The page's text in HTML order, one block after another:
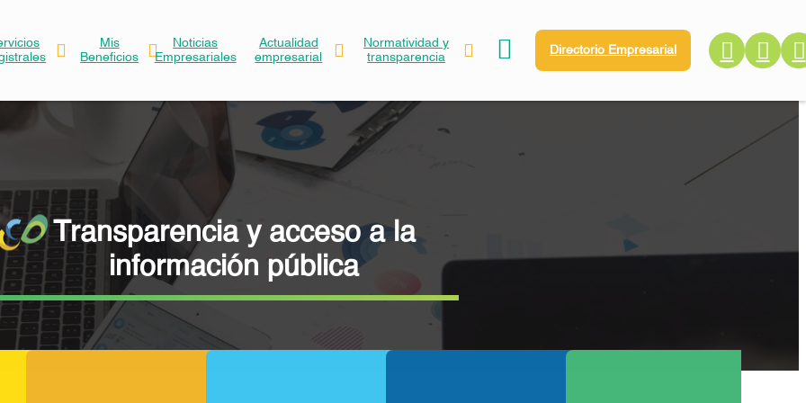
Mis
Beneficios
Noticias
Empresariales
Actualidad
empresarial
Normatividad y
transparencia
Directorio Empresarial
Transparencia y acceso a la
información pública